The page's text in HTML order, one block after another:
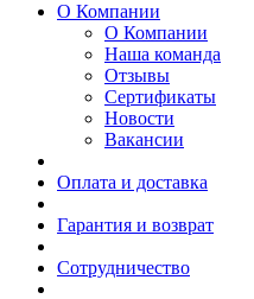
О Компании
О Компании
Наша команда
Отзывы
Сертификаты
Новости
Вакансии
Оплата и доставка
Гарантия и возврат
Сотрудничество